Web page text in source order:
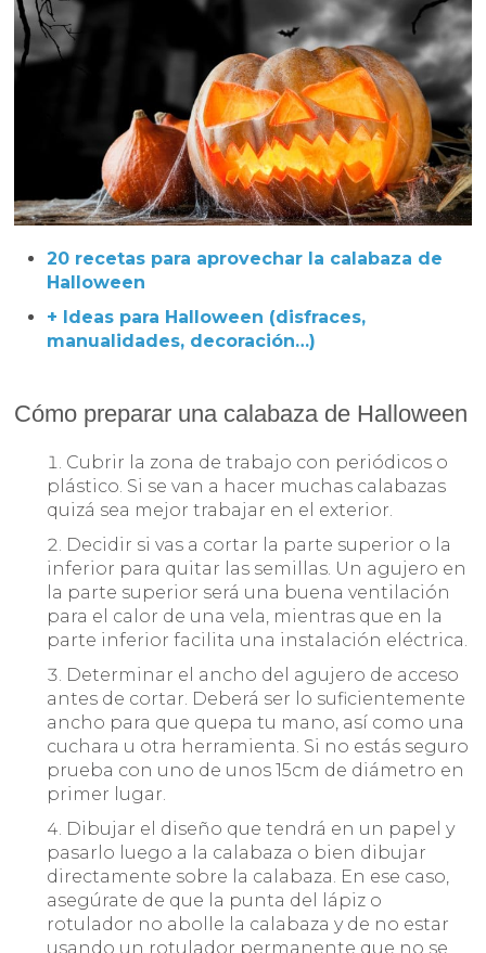
20 recetas para aprovechar la calabaza de
Halloween
+ Ideas para Halloween (disfraces,
manualidades, decoración…)
Cómo preparar una calabaza de Halloween
Cubrir la zona de trabajo con periódicos o
plástico. Si se van a hacer muchas calabazas
quizá sea mejor trabajar en el exterior.
Decidir si vas a cortar la parte superior o la
inferior para quitar las semillas. Un agujero en
la parte superior será una buena ventilación
para el calor de una vela, mientras que en la
parte inferior facilita una instalación eléctrica.
Determinar el ancho del agujero de acceso
antes de cortar. Deberá ser lo suficientemente
ancho para que quepa tu mano, así como una
cuchara u otra herramienta. Si no estás seguro
prueba con uno de unos 15cm de diámetro en
primer lugar.
Dibujar el diseño que tendrá en un papel y
pasarlo luego a la calabaza o bien dibujar
directamente sobre la calabaza. En ese caso,
asegúrate de que la punta del lápiz o
rotulador no abolle la calabaza y de no estar
usando un rotulador permanente que no se